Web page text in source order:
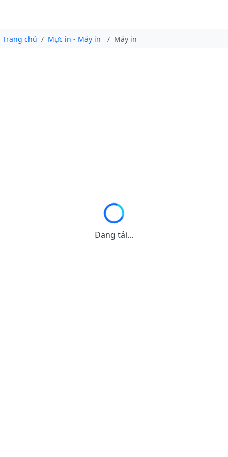
Trang chủ Mực in - Máy in Máy in
Đang tải...